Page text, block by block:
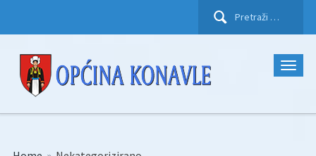
Pretraži: